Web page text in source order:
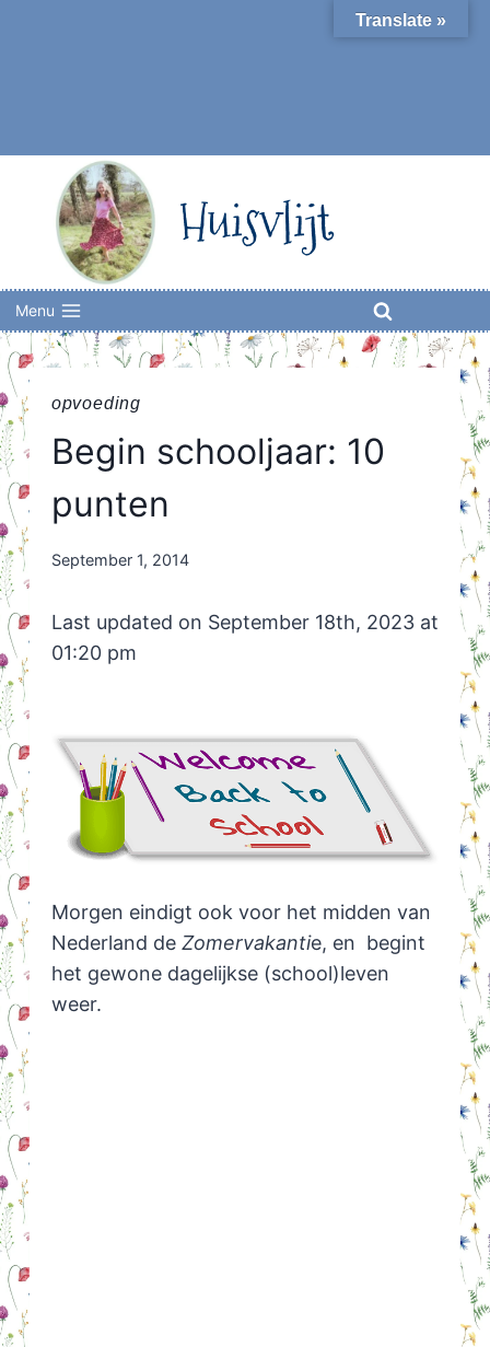
Huisvlijt
Menu
opvoeding
Begin schooljaar: 10
punten
By
September 1, 2014
Last updated on September 18th, 2023 at
01:20 pm
Morgen eindigt ook voor het midden van
Nederland de Zomervakantie, en begint
het gewone dagelijkse (school)leven
weer.
Translate »